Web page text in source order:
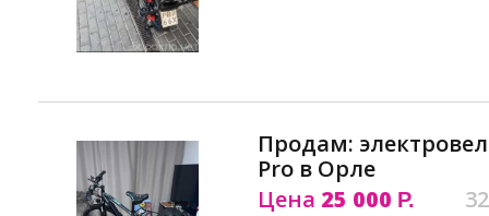
Продам:
Pro в Орле
Цена 25 000 Р.